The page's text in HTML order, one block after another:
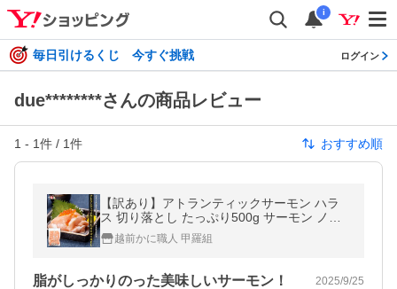
i
毎日引けるくじ 今すぐ挑戦 ログイン
due********さんの商品レビュー
1 - 1件 / 1件 おすすめ順
【訳あり】アトランティックサーモン ハラ
ス 切り落とし たっぷり500g サーモン ノル
ウェー産 サイズ不揃い 生食可 お刺身 ポイン
ト利用 爆買
越前かに職人 甲羅組
脂がしっかりのった美味しいサーモン！ 2025/9/25